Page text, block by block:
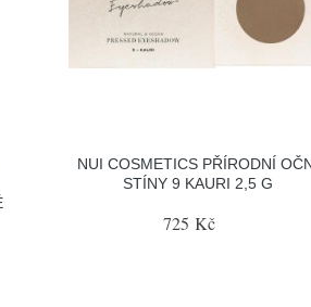
NUI COSMETICS PŘÍRODNÍ
STÍNY 9 KAURI 2,5 G
725 Kč